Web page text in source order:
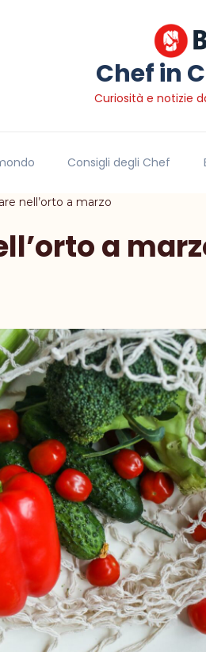
Chef in
Curiosità e notizie
Consigli degli Chef
nell’orto a marzo
a